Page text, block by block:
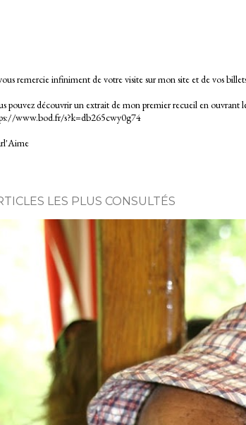
remercie infiniment de votre visite sur mon site et de vos
pouvez découvrir un extrait de mon premier recueil en ouvrant
www.bod.fr/s?k=db265cwy0g74
LES PLUS CONSULTÉS